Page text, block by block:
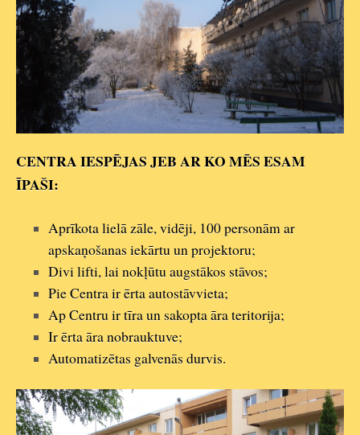
CENTRA IESPĒJAS JEB AR KO MĒS ESAM
ĪPAŠI:
Aprīkota lielā zāle, vidēji, 100 personām ar
apskaņošanas iekārtu un projektoru;
Divi lifti, lai nokļūtu augstākos stāvos;
Pie Centra ir ērta autostāvvieta;
Ap Centru ir tīra un sakopta āra teritorija;
Ir ērta āra nobrauktuve;
Automatizētas galvenās durvis.